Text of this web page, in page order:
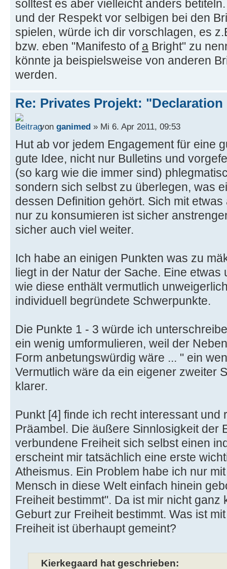
solltest es aber vielleicht anders
und der Respekt vor selbigen bei den
spielen, würde ich dir vorschlagen, es
bzw. eben "Manifesto of a Bright" zu
könnte ja beispielsweise von anderen
werden.
Re: Privates Projekt:
von ganimed » Mi 6. Apr 2011, 09:53
Hut ab vor jedem Engagement für eine
gute Idee, nicht nur Bulletins und
(so karg wie die immer sind)
sondern sich selbst zu überlegen, was
dessen Definition gehört. Sich mit
nur zu konsumieren ist sicher
sicher auch viel weiter.
Ich habe an einigen Punkten was zu
liegt in der Natur der Sache. Eine etwas
wie diese enthält vermutlich
individuell begründete Schwerpunkte.
Die Punkte 1 - 3 würde ich
ein wenig umformulieren, weil der
Form anbetungswürdig wäre ... " ein
Vermutlich wäre da ein eigener zweiter
klarer.
Punkt [4] finde ich recht interessant und
Präambel. Die äußere Sinnlosigkeit der
verbundene Freiheit sich selbst einen
erscheint mir tatsächlich eine erste
Atheismus. Ein Problem habe ich nur
Mensch in diese Welt einfach hinein
Freiheit bestimmt". Da ist mir nicht ganz
Geburt zur Freiheit bestimmt. Was ist
Freiheit ist überhaupt gemeint?
Kierkegaard hat geschrieben: